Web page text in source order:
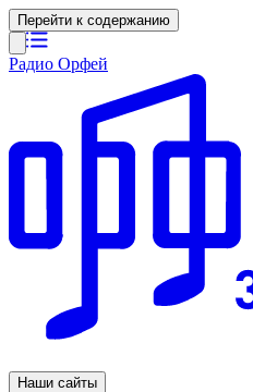
Перейти к содержанию
Радио Орфей
Наши сайты